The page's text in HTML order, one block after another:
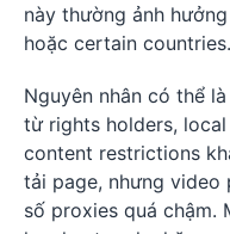
này thường ảnh
hoặc certain countries.
Nguyên nhân có thể
từ rights holders,
content restrictions
tải page, nhưng
số proxies quá chậm.